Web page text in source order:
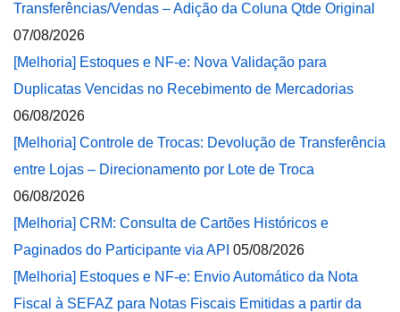
Transferências/Vendas – Adição da Coluna Qtde Original
07/08/2026
[Melhoria] Estoques e NF-e: Nova Validação para
Duplicatas Vencidas no Recebimento de Mercadorias
06/08/2026
[Melhoria] Controle de Trocas: Devolução de Transferência
entre Lojas – Direcionamento por Lote de Troca
06/08/2026
[Melhoria] CRM: Consulta de Cartões Históricos e
Paginados do Participante via API 05/08/2026
[Melhoria] Estoques e NF-e: Envio Automático da Nota
Fiscal à SEFAZ para Notas Fiscais Emitidas a partir da